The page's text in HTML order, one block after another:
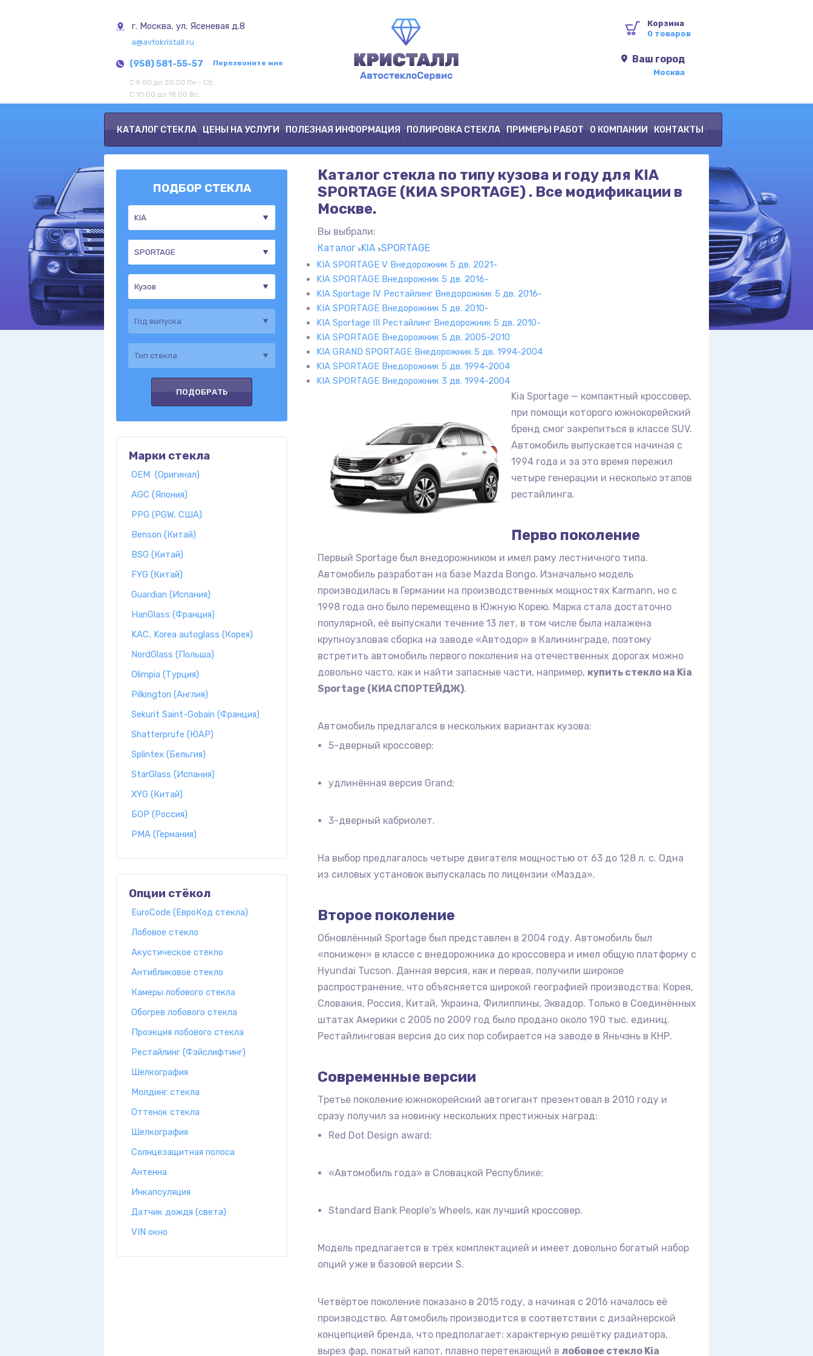
г. Москва, ул. Ясеневая д.8
a@avtokristall.ru
(958) 581-55-57 Перезвоните мне
С 9:00 до 20:00 Пн - Сб.
С 10:00 до 18:00 Вс.
Корзина
0 товаров
Ваш город
Москва
КАТАЛОГ СТЕКЛА ЦЕНЫ НА УСЛУГИ ПОЛЕЗНАЯ ИНФОРМАЦИЯ ПОЛИРОВКА СТЕКЛА ПРИМЕРЫ РАБОТ О КОМПАНИИ КОНТАКТЫ
ПОДБОР СТЕКЛА
Марки стекла
OEM (Оригинал)
AGC (Япония)
PPG (PGW, США)
Benson (Китай)
BSG (Китай)
FYG (Китай)
Guardian (Испания)
HanGlass (Франция)
KAC, Korea autoglass (Корея)
NordGlass (Польша)
Olimpia (Турция)
Pilkington (Англия)
Sekurit Saint-Gobain (Франция)
Shatterprufe (ЮАР)
Splintex (Бельгия)
StarGlass (Испания)
XYG (Китай)
БОР (Россия)
PMA (Германия)
Опции стёкол
EuroCode (ЕвроКод стекла)
Лобовое стекло
Акустическое стекло
Антибликовое стекло
Камеры лобового стекла
Обогрев лобового стекла
Проэкция лобового стекла
Рестайлинг (Фэйслифтинг)
Шелкография
Молдинг стекла
Оттенок стекла
Шелкография
Солнцезащитная полоса
Антенна
Инкапсуляция
Датчик дождя (света)
VIN окно
Каталог стекла по типу кузова и году для KIA
SPORTAGE (КИА SPORTAGE) . Все модификации в
Москве.
Вы выбрали:
Каталог KIA SPORTAGE
KIA SPORTAGE V Внедорожник 5 дв. 2021-
KIA SPORTAGE Внедорожник 5 дв. 2016-
KIA Sportage IV Рестайлинг Внедорожник 5 дв. 2016-
KIA SPORTAGE Внедорожник 5 дв. 2010-
KIA Sportage III Рестайлинг Внедорожник 5 дв. 2010-
KIA SPORTAGE Внедорожник 5 дв. 2005-2010
KIA GRAND SPORTAGE Внедорожник 5 дв. 1994-2004
KIA SPORTAGE Внедорожник 5 дв. 1994-2004
KIA SPORTAGE Внедорожник 3 дв. 1994-2004
Kia Sportage — компактный кроссовер,
при помощи которого южнокорейский
бренд смог закрепиться в классе SUV.
Автомобиль выпускается начиная с
1994 года и за это время пережил
четыре генерации и несколько этапов
рестайлинга.
Перво поколение
Первый Sportage был внедорожником и имел раму лестничного типа.
Автомобиль разработан на базе Mazda Bongo. Изначально модель
производилась в Германии на производственных мощностях Karmann, но с
1998 года оно было перемещено в Южную Корею. Марка стала достаточно
популярной, её выпускали течение 13 лет, в том числе была налажена
крупноузловая сборка на заводе «Автодор» в Калининграде, поэтому
встретить автомобиль первого поколения на отечественных дорогах можно
довольно часто, как и найти запасные части, например, купить стекло на Kia
Sportage (КИА СПОРТЕЙДЖ).
Автомобиль предлагался в нескольких вариантах кузова:
5-дверный кроссовер;
удлинённая версия Grand;
3-дверный кабриолет.
На выбор предлагалось четыре двигателя мощностью от 63 до 128 л. с. Одна
из силовых установок выпускалась по лицензии «Мазда».
Второе поколение
Обновлённый Sportage был представлен в 2004 году. Автомобиль был
«понижен» в классе с внедорожника до кроссовера и имел общую платформу с
Hyundai Tucson. Данная версия, как и первая, получили широкое
распространение, что объясняется широкой географией производства: Корея,
Словакия, Россия, Китай, Украина, Филиппины, Эквадор. Только в Соединённых
штатах Америки с 2005 по 2009 год было продано около 190 тыс. единиц.
Рестайлинговая версия до сих пор собирается на заводе в Яньчэнь в КНР.
Современные версии
Третье поколение южнокорейский автогигант презентовал в 2010 году и
сразу получил за новинку нескольких престижных наград:
Red Dot Design award;
«Автомобиль года» в Словацкой Республике;
Standard Bank People's Wheels, как лучший кроссовер.
Модель предлагается в трёх комплектацией и имеет довольно богатый набор
опций уже в базовой версии S.
Четвёртое поколение показано в 2015 году, а начиная с 2016 началось её
производство. Автомобиль производится в соответствии с дизайнерской
концепцией бренда, что предполагает: характерную решётку радиатора,
вырез фар, покатый капот, плавно перетекающий влобовое стекло Kia